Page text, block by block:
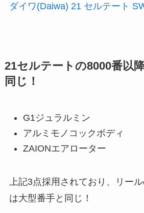
ダイワ(Daiwa) 21 セルテート
21セルテートの8000番以
同じ！
G1ジュラルミン
アルミモノコックボディ
ZAIONエアローター
上記3点採用されており、リー
は大型番手と同じ！